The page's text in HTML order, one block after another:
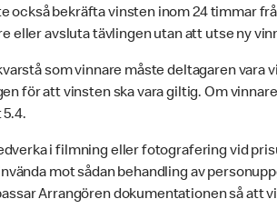
också bekräfta vinsten inom 24 timmar
eller avsluta tävlingen utan att utse ny
som vinnare måste deltagaren
för att vinsten ska vara giltig. Om
i filmning eller fotografering vid
mot sådan behandling av
Arrangören dokumentationen så att